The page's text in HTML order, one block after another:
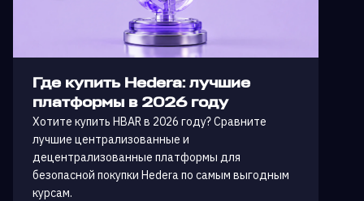
Где купить Hedera: лучшие
платформы в 2026 году
Хотите купить HBAR в 2026 году? Сравните
лучшие централизованные и
децентрализованные платформы для
безопасной покупки Hedera по самым выгодным
курсам.